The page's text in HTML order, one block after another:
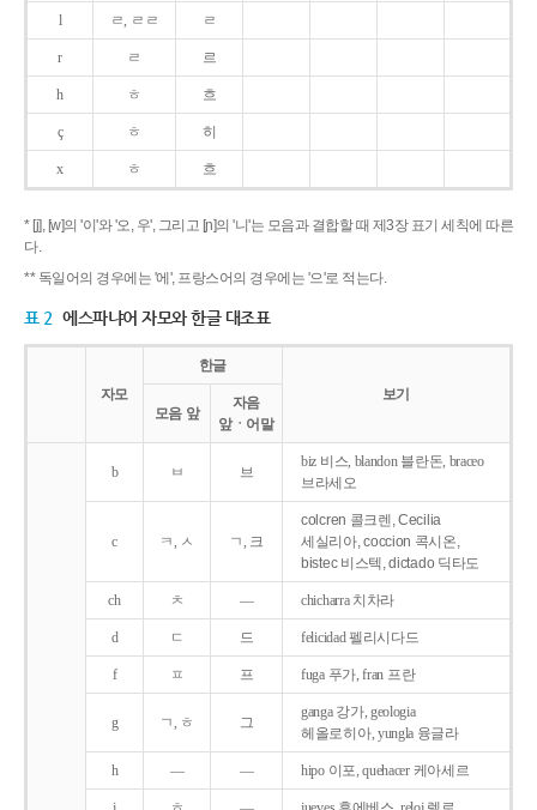
l ㄹ, ㄹㄹ ㄹ
r ㄹ 르
h ㅎ 흐
ç ㅎ 히
x ㅎ 흐
* [j], [w]의 '이'와 '오, 우', 그리고 [ɲ]의 '니'는 모음과 결합할 때 제3장 표기 세칙에 따른
다.
** 독일어의 경우에는 '에', 프랑스어의 경우에는 '으'로 적는다.
표 2 에스파냐어 자모와 한글 대조표
자모
한글
보기
모음 앞
자음
앞ㆍ어말
b ㅂ 브
biz 비스, blandon 블란돈, braceo
브라세오
c ㅋ, ㅅ ㄱ, 크
colcren 콜크렌, Cecilia
세실리아, coccion 콕시온,
bistec 비스텍, dictado 딕타도
ch ㅊ ― chicharra 치차라
d ㄷ 드 felicidad 펠리시다드
f ㅍ 프 fuga 푸가, fran 프란
g ㄱ, ㅎ 그
ganga 강가, geologia
헤올로히아, yungla 융글라
h ― ― hipo 이포, quehacer 케아세르